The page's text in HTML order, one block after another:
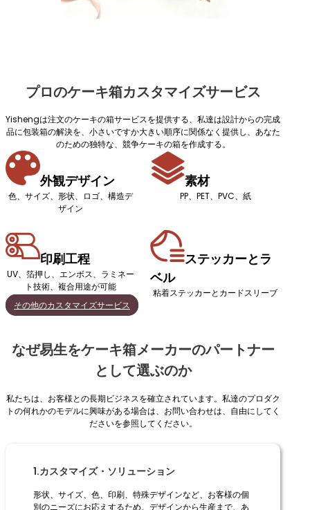
プロのケーキ箱カスタマイズサービス
Yishengは注文のケーキの箱サービスを提供する、私達は設計からの完成
品に包装箱の解決を、小さいですか大きい順序に関係なく提供し、あなた
のための独特な、競争ケーキの箱を作成する。
外観デザイン
色、サイズ、形状、ロゴ、構造デ
ザイン
素材
PP、PET、PVC、紙
印刷工程
UV、箔押し、エンボス、ラミネー
ト技術、複合用途が可能
ステッカーとラ
ベル
粘着ステッカーとカードスリーブ
その他のカスタマイズサービス
なぜ易生をケーキ箱メーカーのパートナー
として選ぶのか
私たちは、お客様との長期ビジネスを確立されています。私達のプロダク
トの何れかのモデルに興味がある場合は、お問い合わせは、自由にしてく
ださいを参照してください。
1.カスタマイズ・ソリューション
形状、サイズ、色、印刷、特殊デザインなど、お客様の個
別のニーズにお応えするため、デザインから生産まで、あ